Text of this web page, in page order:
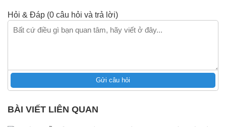
Hỏi & Đáp (0 câu hỏi và trả lời)
Gửi câu hỏi
BÀI VIẾT LIÊN QUAN